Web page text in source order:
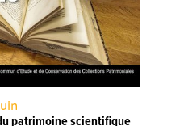
patrimoine scientifique